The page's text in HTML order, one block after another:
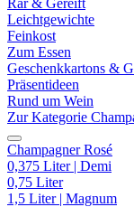
Rar & Gereift
Leichtgewichte
Feinkost
Zum Essen
Geschenkkartons &
Präsentideen
Rund um Wein
Zur Kategorie
Champagner Rosé
0,375 Liter | Demi
0,75 Liter
1,5 Liter | Magnum